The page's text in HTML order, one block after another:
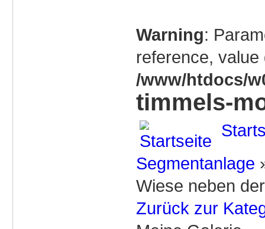
Warning:
reference, value
/www/htdocs/
timmels-
Segmentanlage
Wiese neben
Zurück zur